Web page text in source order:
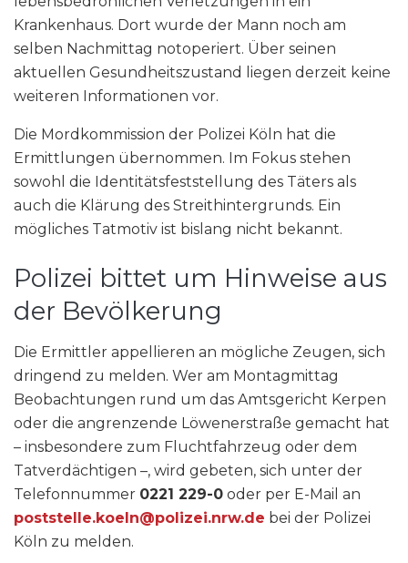
Krankenhaus. Dort wurde der Mann noch am
selben Nachmittag notoperiert. Über seinen
aktuellen Gesundheitszustand liegen derzeit keine
weiteren Informationen vor.
Die Mordkommission der Polizei Köln hat die
Ermittlungen übernommen. Im Fokus stehen
sowohl die Identitätsfeststellung des Täters als
auch die Klärung des Streithintergrunds. Ein
mögliches Tatmotiv ist bislang nicht bekannt.
Polizei bittet um Hinweise aus
der Bevölkerung
Die Ermittler appellieren an mögliche Zeugen, sich
dringend zu melden. Wer am Montagmittag
Beobachtungen rund um das Amtsgericht Kerpen
oder die angrenzende Löwenerstraße gemacht hat
– insbesondere zum Fluchtfahrzeug oder dem
Tatverdächtigen –, wird gebeten, sich unter der
Telefonnummer 0221 229-0 oder per E-Mail an
poststelle.koeln@polizei.nrw.de bei der Polizei
Köln zu melden.